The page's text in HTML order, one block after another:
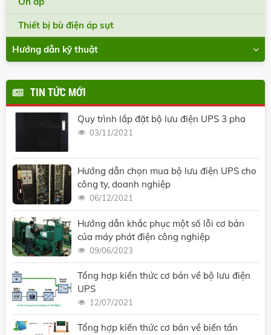
Thiết bị bù điện áp sụt
Hướng dẫn kỹ thuật
TIN TỨC MỚI
Quy trình lắp đặt bộ lưu điện UPS 3 pha
03/11/2021
Hướng dẫn chọn mua bộ lưu điện UPS cho
công ty, doanh nghiệp
06/12/2021
Hướng dẫn khắc phục một số lỗi cơ bản
của máy phát điện công nghiệp
09/06/2023
Tổng hợp kiến thức cơ bản về bộ lưu điện
UPS
12/07/2021
Tổng hợp kiến thức cơ bản về biến tần